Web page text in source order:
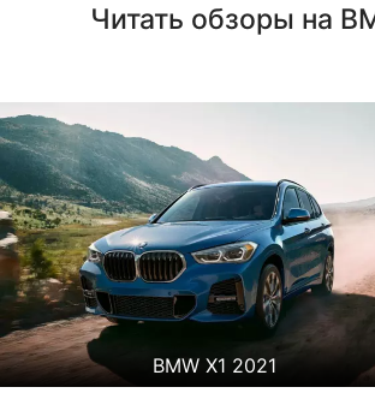
Читать обзоры на
BMW X1 2021